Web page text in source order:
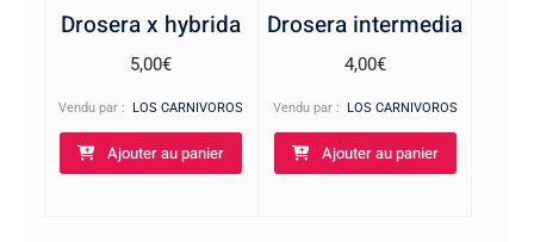
Drosera x hybrida
5,00€
Vendu par : LOS CARNIVOROS
Ajouter au panier
Drosera intermedia
4,00€
Vendu par : LOS CARNIVOROS
Ajouter au panier